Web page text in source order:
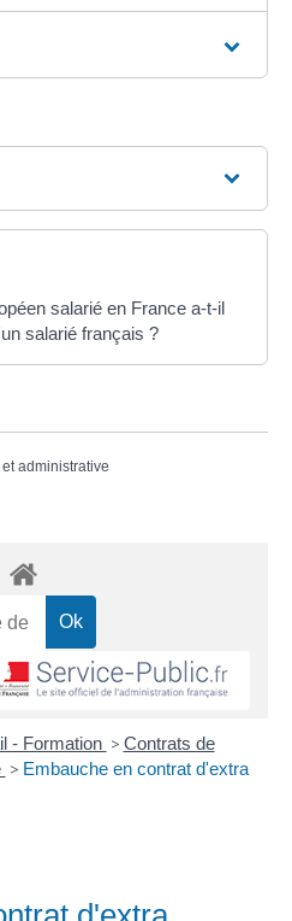
salarié en France a-t-il
salarié français ?
administrative
- Formation > Contrats de
> Embauche en contrat d'extra